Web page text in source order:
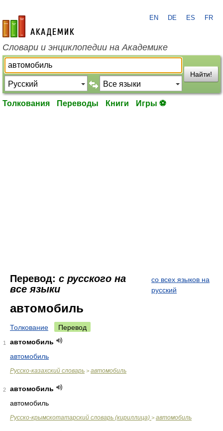
academic.ru
EN DE ES FR
Словари и энциклопедии на Академике
Найти!
Толкования Переводы Книги Игры ⚽
Перевод: с русского на
все языки
со всех языков на
русский
автомобиль
Толкование Перевод
1
автомобиль
автомобиль
Русско-казахский словарь > автомобиль
2
автомобиль
автомобиль
Русско-крымскотатарский словарь (кириллица) > автомобиль